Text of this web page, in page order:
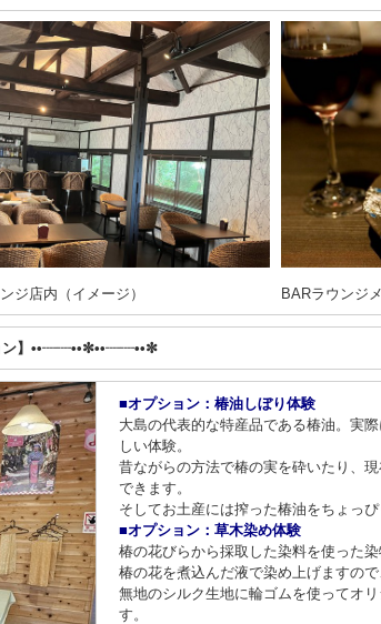
ジ店内（イメージ） BARラウンジ
ン】••┈┈••✼••┈┈••✼
■オプション：椿油しぼり体験
大島の代表的な特産品である椿油。実
しい体験。
昔ながらの方法で椿の実を砕いたり、
できます。
そしてお土産には搾った椿油をちょっ
■オプション：草木染め体験
椿の花びらから採取した染料を使った染
椿の花を煮込んだ液で染め上げますの
無地のシルク生地に輪ゴムを使ってオ
す。